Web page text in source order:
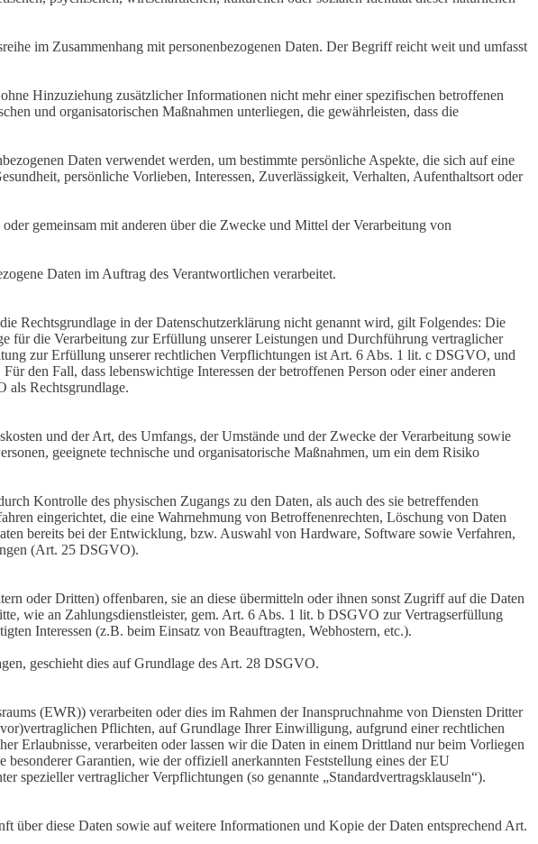
im Zusammenhang mit personenbezogenen Daten. Der Begriff reicht weit und umfasst
Hinzuziehung zusätzlicher Informationen nicht mehr einer spezifischen betroffenen
und organisatorischen Maßnahmen unterliegen, die gewährleisten, dass die
Daten verwendet werden, um bestimmte persönliche Aspekte, die sich auf eine
persönliche Vorlieben, Interessen, Zuverlässigkeit, Verhalten, Aufenthaltsort oder
gemeinsam mit anderen über die Zwecke und Mittel der Verarbeitung von
Daten im Auftrag des Verantwortlichen verarbeitet.
Rechtsgrundlage in der Datenschutzerklärung nicht genannt wird, gilt Folgendes: Die
die Verarbeitung zur Erfüllung unserer Leistungen und Durchführung vertraglicher
zur Erfüllung unserer rechtlichen Verpflichtungen ist Art. 6 Abs. 1 lit. c DSGVO, und
den Fall, dass lebenswichtige Interessen der betroffenen Person oder einer anderen
als Rechtsgrundlage.
und der Art, des Umfangs, der Umstände und der Zwecke der Verarbeitung sowie
geeignete technische und organisatorische Maßnahmen, um ein dem Risiko
Kontrolle des physischen Zugangs zu den Daten, als auch des sie betreffenden
eingerichtet, die eine Wahrnehmung von Betroffenenrechten, Löschung von Daten
bereits bei der Entwicklung, bzw. Auswahl von Hardware, Software sowie Verfahren,
(Art. 25 DSGVO).
oder Dritten) offenbaren, sie an diese übermitteln oder ihnen sonst Zugriff auf die Daten
wie an Zahlungsdienstleister, gem. Art. 6 Abs. 1 lit. b DSGVO zur Vertragserfüllung
Interessen (z.B. beim Einsatz von Beauftragten, Webhostern, etc.).
geschieht dies auf Grundlage des Art. 28 DSGVO.
(EWR)) verarbeiten oder dies im Rahmen der Inanspruchnahme von Diensten Dritter
Pflichten, auf Grundlage Ihrer Einwilligung, aufgrund einer rechtlichen
Erlaubnisse, verarbeiten oder lassen wir die Daten in einem Drittland nur beim Vorliegen
Garantien, wie der offiziell anerkannten Feststellung eines der EU
spezieller vertraglicher Verpflichtungen (so genannte „Standardvertragsklauseln“).
über diese Daten sowie auf weitere Informationen und Kopie der Daten entsprechend Art.